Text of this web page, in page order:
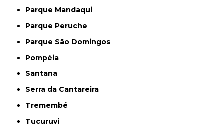
Parque Mandaqui
Parque Peruche
Parque São Domingos
Pompéia
Santana
Serra da Cantareira
Tremembé
Tucuruvi